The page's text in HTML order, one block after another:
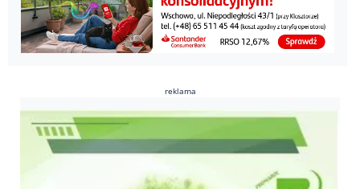
reklama